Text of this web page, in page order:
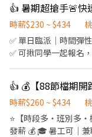
是陪伴」的精神，成為最有人情
利】 ①勞保、健保、
終獎金與三節獎金、
依當年度在職比例發
料/餐點擺盤、出餐/
作流程/其他主管交辦
時薪$230 ~ $434
✅ 單日臨派｜時間彈
✅ 可揪同學一起報名，賺錢有伴更有趣
17:30－22:30 夜班:
21:00－06:00 ~~~~~~~~~~~~~~~~~~~~~~~~~~~~~~ 💸時薪230💸
專區 早9班：09:00
－20:00 午14班：14:00－23:00 工作內容: 簡單分貨＋包裹整理 工作
時薪$260 ~ $434
⭐【時段多・班別多
發薪 💰 🎓 暑工可｜